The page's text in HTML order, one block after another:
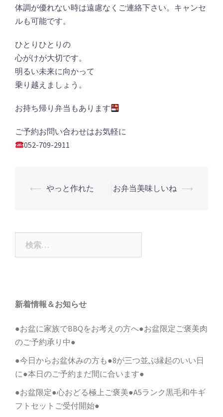
体調が優れない時は遠慮なくご連絡下さい。キャンセ
ルも可能です。
ひとりひとりの
心がけが大切です。
明るい未来に向かって
乗り越えましょう。
お持ち帰り弁当もあります
ご予約お問い合わせはお気軽に
052-709-2911
投
ビ
ゲ
ン
⟵ やっと作れた お弁当美味しいね ⟶
新着情報＆お知らせ
●お盆に家族でBBQをお考えの方へ●お盆限定ご褒美肉
のご予約承り中●
●今日からお盆休みの方も●8が三つ並ぶ縁起のいい日
に●本日のご予約まだ間に合います●
●お盆限定●心おどる極上ご褒美●A5ランク黒毛和牛ギ
フトセットご受付開始●